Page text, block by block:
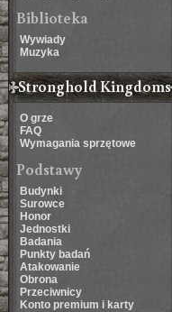
Biblioteka
Wywiady
Muzyka
Stronghold Kingdoms
O grze
FAQ
Wymagania sprzętowe
Podstawy
Budynki
Surowce
Honor
Jednostki
Badania
Punkty badań
Atakowanie
Obrona
Przeciwnicy
Konto premium i karty